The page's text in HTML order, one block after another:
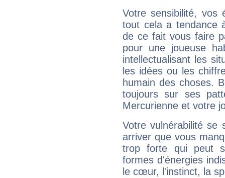
Votre sensibilité,
tout cela a tendance
de ce fait vous faire
pour une joueuse
intellectualisant les
les idées ou les
humain des choses.
toujours sur ses
Mercurienne et votre
Votre vulnérabilité se
arriver que vous
trop forte qui peut
formes d'énergies
le cœur, l'instinct, la